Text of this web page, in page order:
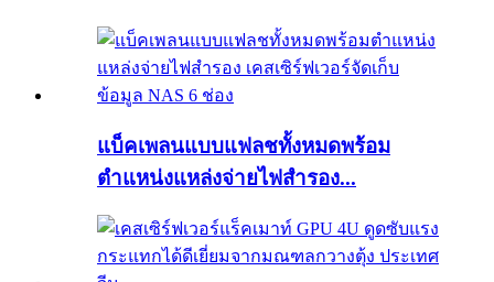
แบ็คเพลนแบบแฟลชทั้งหมดพร้อม
ตำแหน่งแหล่งจ่ายไฟสำรอง...